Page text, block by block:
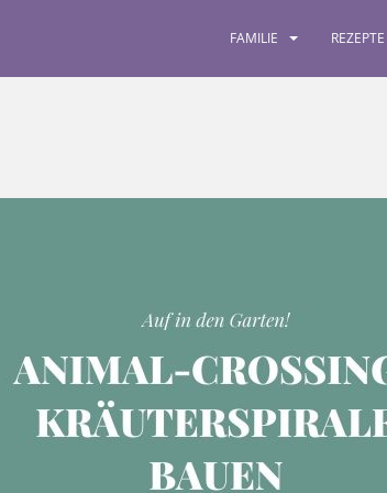
FAMILIE REZEPTE